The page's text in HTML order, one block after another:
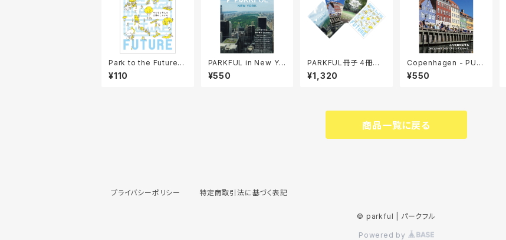
Park to the Future
みんなと考える公園の
これから
¥110
PARKFUL in New Yo
rk
¥550
PARKFUL冊子 4冊セッ
ト
¥1,320
Copenhagen - PUB
LIC SPACES for HAP
PINESS 人々を幸せに
¥550
商品一覧に戻る
プライバシーポリシー 特定商取引法に基づく表記
© parkful | パークフル
Powered by